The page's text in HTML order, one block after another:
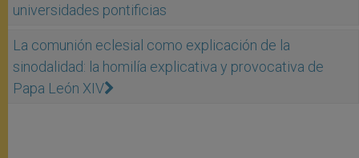
universidades pontificias
La comunión eclesial como explicación de la
sinodalidad: la homilía explicativa y provocativa de
Papa León XIV